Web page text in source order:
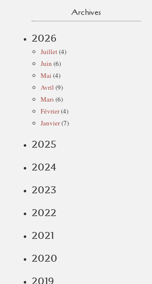
Archives
2026
Juillet(4)
Juin (6)
Mai (4)
Avril (9)
Mars(6)
Février(4)
Janvier(7)
2025
2024
2023
2022
2021
2020
2019